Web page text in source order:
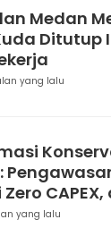
Medan
Ditutup
yang lalu
Menuju
yang lalu